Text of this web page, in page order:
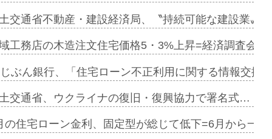
ンカフェ…
協業=お互…
リビング…
る2階建…
第1弾が開…
交通省不動産・建設経済局、〝持続可能な建設業〟
工務店の木造注文住宅価格5・3%上昇=経済調査会
ぶん銀行、「住宅ローン不正利用に関する情報交換
交通省、ウクライナの復旧・復興協力で署名式…
の住宅ローン金利、固定型が総じて低下=6月から一